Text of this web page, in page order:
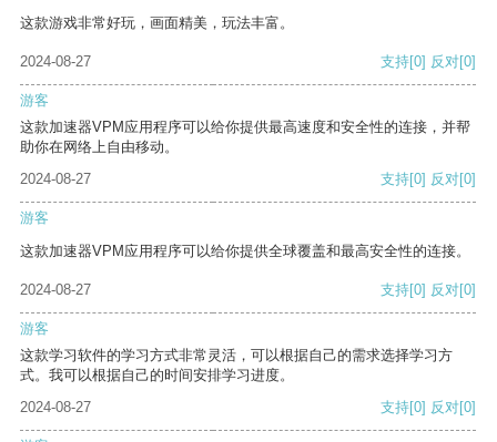
这款游戏非常好玩，画面精美，玩法丰富。
2024-08-27 支持[0] 反对[0]
游客
这款加速器VPM应用程序可以给你提供最高速度和安全性的连接，并帮
助你在网络上自由移动。
2024-08-27
支持[0] 反对[0]
游客
这款加速器VPM应用程序可以给你提供全球覆盖和最高安全性的连接。
2024-08-27 支持[0] 反对[0]
游客
这款学习软件的学习方式非常灵活，可以根据自己的需求选择学习方
式。我可以根据自己的时间安排学习进度。
2024-08-27
支持[0] 反对[0]